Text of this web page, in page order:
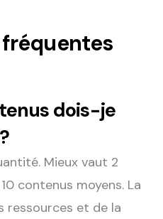
dois-je
Mieux vaut 2
contenus moyens. La
ressources et de la